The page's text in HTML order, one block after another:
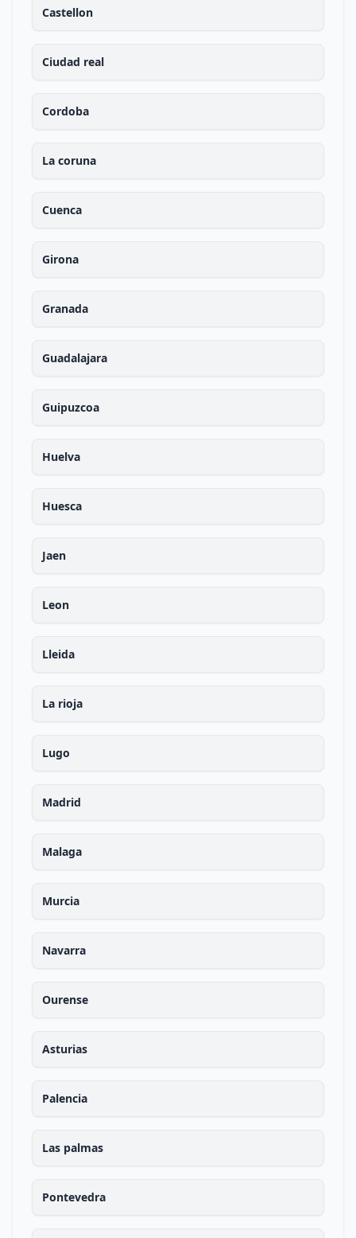
Castellon
Ciudad real
Cordoba
La coruna
Cuenca
Girona
Granada
Guadalajara
Guipuzcoa
Huelva
Huesca
Jaen
Leon
Lleida
La rioja
Lugo
Madrid
Malaga
Murcia
Navarra
Ourense
Asturias
Palencia
Las palmas
Pontevedra